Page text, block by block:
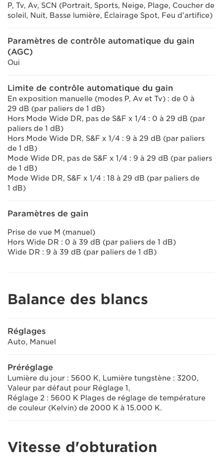
P, Tv, Av, SCN (Portrait, Sports, Neige, Plage, Coucher de
soleil, Nuit, Basse lumière, Éclairage Spot, Feu d'artifice)
Paramètres de contrôle automatique du gain
(AGC)
Oui
Limite de contrôle automatique du gain
En exposition manuelle (modes P, Av et Tv) : de 0 à
29 dB (par paliers de 1 dB)
Hors Mode Wide DR, pas de S&F x 1/4 : 0 à 29 dB (par
paliers de 1 dB)
Hors Mode Wide DR, S&F x 1/4 : 9 à 29 dB (par paliers
de 1 dB)
Mode Wide DR, pas de S&F x 1/4 : 9 à 29 dB (par paliers
de 1 dB)
Mode Wide DR, S&F x 1/4 : 18 à 29 dB (par paliers de
1 dB)
Paramètres de gain
Prise de vue M (manuel)
Hors Wide DR : 0 à 39 dB (par paliers de 1 dB)
Wide DR : 9 à 39 dB (par paliers de 1 dB)
Balance des blancs
Réglages
Auto, Manuel
Préréglage
Lumière du jour : 5600 K, Lumière tungstène : 3200,
Valeur par défaut pour Réglage 1,
Réglage 2 : 5600 K Plages de réglage de température
de couleur (Kelvin) de 2000 K à 15.000 K.
Vitesse d'obturation